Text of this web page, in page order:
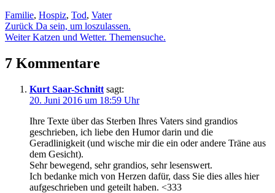
Familie, Hospiz, Tod, Vater
Beitragsnavigation
Zurück Da sein, um loszulassen.
Weiter Katzen und Wetter. Themensuche.
7 Kommentare
Kurt Saar-Schnitt sagt:
20. Juni 2016 um 18:59 Uhr
Ihre Texte über das Sterben Ihres Vaters sind grandios
geschrieben, ich liebe den Humor darin und die
Geradlinigkeit (und wische mir die ein oder andere Träne aus
dem Gesicht).
Sehr bewegend, sehr grandios, sehr lesenswert.
Ich bedanke mich von Herzen dafür, dass Sie dies alles hier
aufgeschrieben und geteilt haben. <333